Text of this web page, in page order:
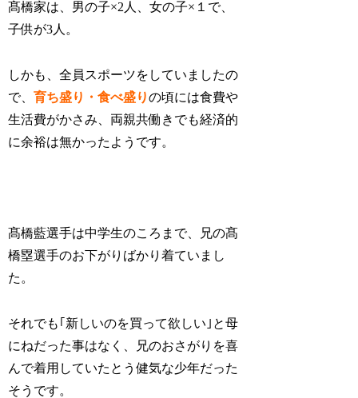
髙橋家は、男の子×2人、女の子×１で、
子供が3人。
しかも、全員スポーツをしていましたの
で、育ち盛り・食べ盛りの頃には食費や
生活費がかさみ、両親共働きでも経済的
に余裕は無かったようです。
髙橋藍選手は中学生のころまで、
兄の髙
橋塁選手のお下がりばかり着ていまし
た。
それでも｢新しいのを買って欲しい｣と母
にねだった事はなく、兄のおさがりを喜
んで着用していたとう健気な少年だった
そうです。